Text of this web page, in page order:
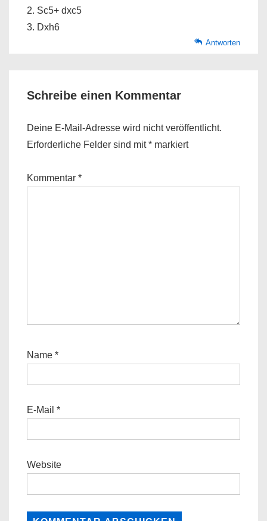
2. Sc5+ dxc5
3. Dxh6
Antworten
Schreibe einen Kommentar
Deine E-Mail-Adresse wird nicht veröffentlicht.
Erforderliche Felder sind mit* markiert
Kommentar *
Name *
E-Mail *
Website